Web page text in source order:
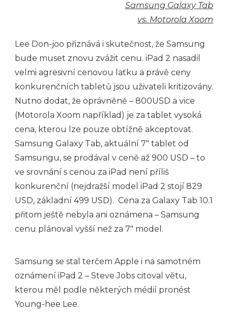
Samsung Galaxy Tab
vs. Motorola Xoom
Lee Don-joo přiznává i skutečnost, že Samsung
bude muset znovu zvážit cenu. iPad 2 nasadil
velmi agresivní cenovou laťku a právě ceny
konkurenčních tabletů jsou uživateli kritizovány.
Nutno dodat, že oprávněně – 800USD a vice
(Motorola Xoom například) je za tablet vysoká
cena, kterou lze pouze obtížně akceptovat.
Samsung Galaxy Tab, aktuální 7″ tablet od
Samsungu, se prodával v ceně až 900 USD – to
ve srovnání s cenou za iPad není příliš
konkurenční (nejdražší model iPad 2 stojí 829
USD, základní 499 USD). Cena za Galaxy Tab 10.1
přitom ještě nebyla ani oznámena – Samsung
cenu plánoval vyšší než za 7″ model.
Samsung se stal terčem Apple i na samotném
oznámení iPad 2 – Steve Jobs citoval větu,
kterou měl podle některých médií pronést
Young-hee Lee.